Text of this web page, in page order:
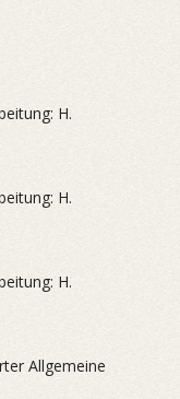
H.
H.
H.
Allgemeine